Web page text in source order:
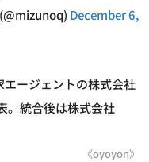
December 6,
ージェントの株式会社
。統合後は株式会社
《oyoyon》